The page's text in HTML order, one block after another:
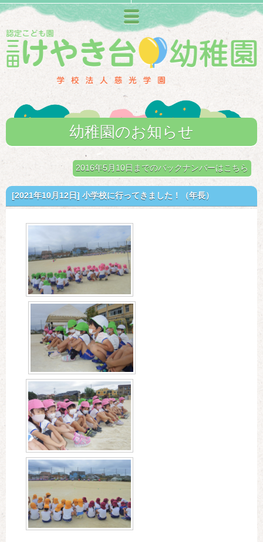
メニュー
幼稚園のお知らせ
2016年5月10日までのバックナンバーはこちら
[2021年10月12日] 小学校に行ってきました！（年長）